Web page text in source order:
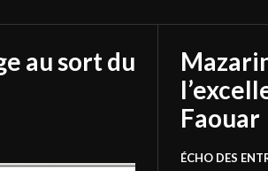
au sort du
Faouar
ÉCHO DES